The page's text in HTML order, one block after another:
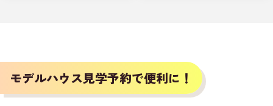
モデルハウス見学予約で便利に！